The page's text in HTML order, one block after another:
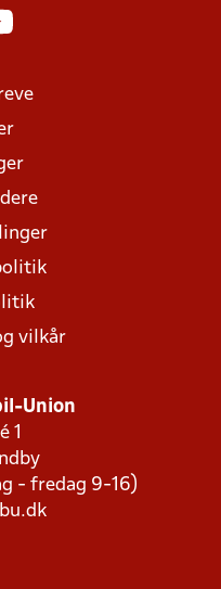
vilkår
Union
1
- fredag 9-16)